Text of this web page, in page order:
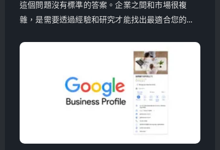
這個問題沒有標準的答案。企業之間和市場很複
雜，是需要透過經驗和研究才能找出最適合您的方